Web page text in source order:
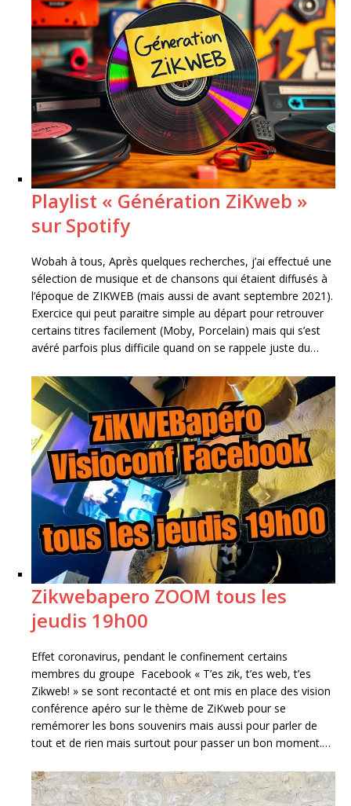
Playlist « Génération ZiKweb »
sur Spotify
Wobah à tous, Après quelques recherches, j’ai effectué une
sélection de musique et de chansons qui étaient diffusés à
l’époque de ZIKWEB (mais aussi de avant septembre 2021).
Exercice qui peut paraitre simple au départ pour retrouver
certains titres facilement (Moby, Porcelain) mais qui s’est
avéré parfois plus difficile quand on se rappele juste du…
Zikwebapero ZOOM tous les
jeudis 19h00
Effet coronavirus, pendant le confinement certains
membres du groupe Facebook « T’es zik, t’es web, t’es
Zikweb! » se sont recontacté et ont mis en place des vision
conférence apéro sur le thème de ZiKweb pour se
remémorer les bons souvenirs mais aussi pour parler de
tout et de rien mais surtout pour passer un bon moment.…